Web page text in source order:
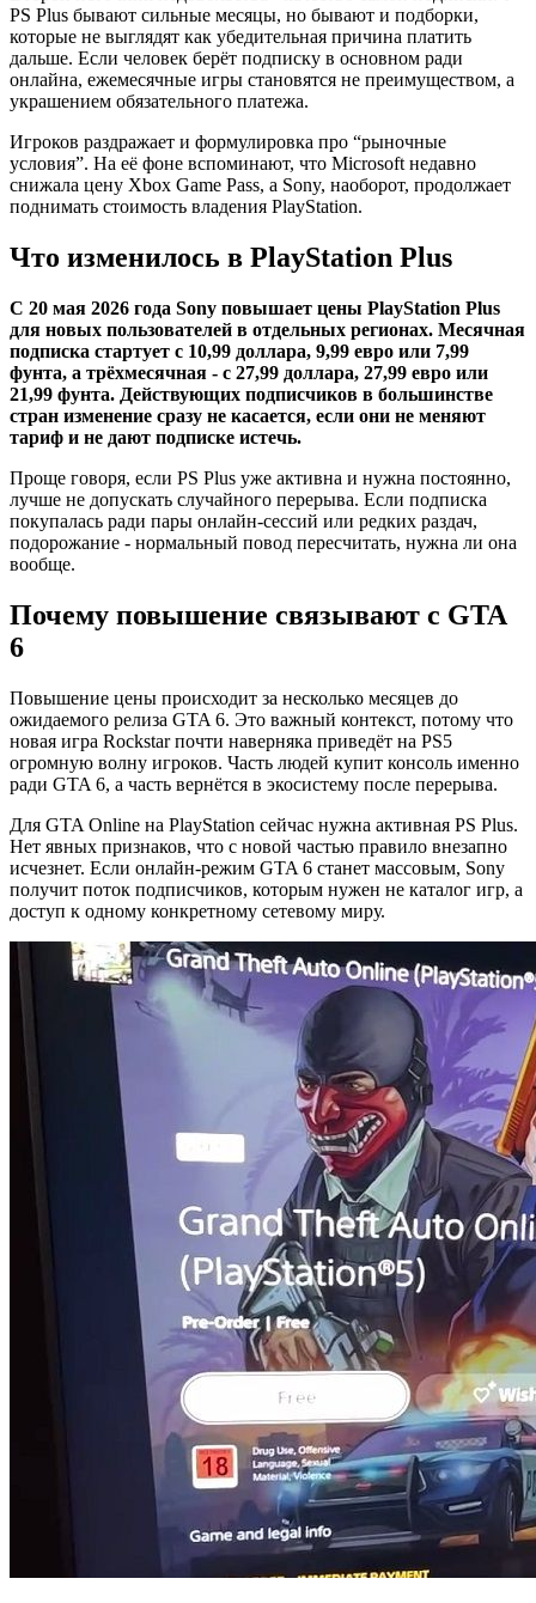
PS Plus бывают сильные месяцы, но бывают и подборки,
которые не выглядят как убедительная причина платить
дальше. Если человек берёт подписку в основном ради
онлайна, ежемесячные игры становятся не преимуществом, а
украшением обязательного платежа.
Игроков раздражает и формулировка про “рыночные
условия”. На её фоне вспоминают, что Microsoft недавно
снижала цену Xbox Game Pass, а Sony, наоборот, продолжает
поднимать стоимость владения PlayStation.
Что изменилось в PlayStation Plus
С 20 мая 2026 года Sony повышает цены PlayStation Plus
для новых пользователей в отдельных регионах. Месячная
подписка стартует с 10,99 доллара, 9,99 евро или 7,99
фунта, а трёхмесячная - с 27,99 доллара, 27,99 евро или
21,99 фунта. Действующих подписчиков в большинстве
стран изменение сразу не касается, если они не меняют
тариф и не дают подписке истечь.
Проще говоря, если PS Plus уже активна и нужна постоянно,
лучше не допускать случайного перерыва. Если подписка
покупалась ради пары онлайн-сессий или редких раздач,
подорожание - нормальный повод пересчитать, нужна ли она
вообще.
Почему повышение связывают с GTA
6
Повышение цены происходит за несколько месяцев до
ожидаемого релиза GTA 6. Это важный контекст, потому что
новая игра Rockstar почти наверняка приведёт на PS5
огромную волну игроков. Часть людей купит консоль именно
ради GTA 6, а часть вернётся в экосистему после перерыва.
Для GTA Online на PlayStation сейчас нужна активная PS Plus.
Нет явных признаков, что с новой частью правило внезапно
исчезнет. Если онлайн-режим GTA 6 станет массовым, Sony
получит поток подписчиков, которым нужен не каталог игр, а
доступ к одному конкретному сетевому миру.